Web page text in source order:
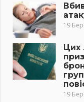
19
Цих
19